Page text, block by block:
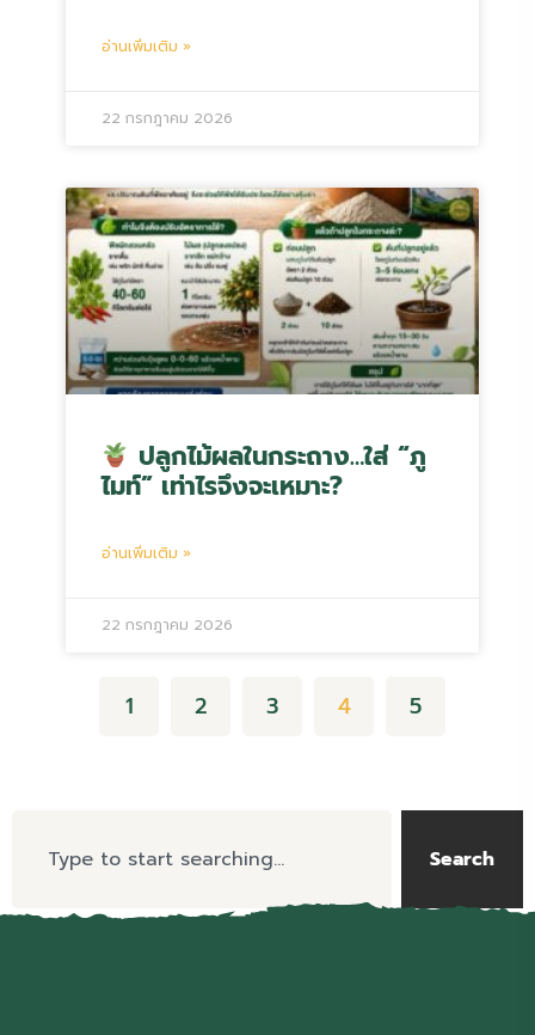
อ่านเพิ่มเติม »
22 กรกฎาคม 2026
ปลูกไม้ผลในกระถาง…ใส่ “ภู
ไมท์” เท่าไรจึงจะเหมาะ?
อ่านเพิ่มเติม »
22 กรกฎาคม 2026
1 2 3 4 5
Search